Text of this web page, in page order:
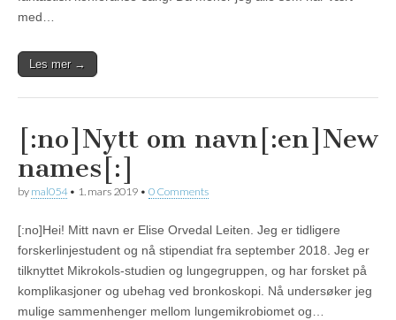
med…
Les mer →
[:no]Nytt om navn[:en]New
names[:]
by mal054• 1. mars 2019 • 0 Comments
[:no]Hei! Mitt navn er Elise Orvedal Leiten. Jeg er tidligere
forskerlinjestudent og nå stipendiat fra september 2018. Jeg er
tilknyttet Mikrokols-studien og lungegruppen, og har forsket på
komplikasjoner og ubehag ved bronkoskopi. Nå undersøker jeg
mulige sammenhenger mellom lungemikrobiomet og…